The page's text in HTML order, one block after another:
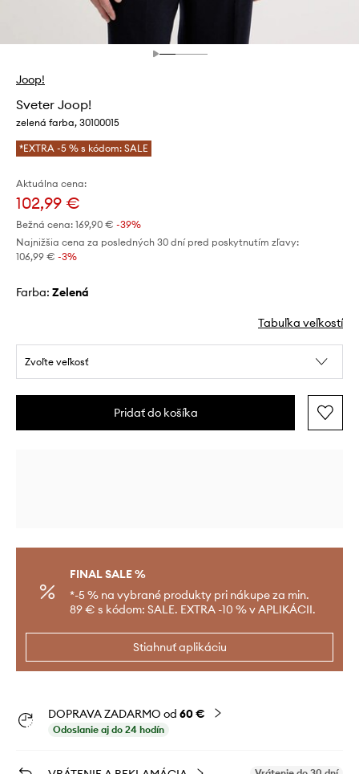
Joop!
Sveter Joop!
zelená farba, 30100015
*EXTRA -5 % s kódom: SALE
Aktuálna cena:
102,99 €
Bežná cena: 169,90 € -39%
Najnižšia cena za posledných 30 dní pred poskytnutím zľavy:
106,99 € -3%
Farba: zelená
Tabuľka veľkostí
Zvoľte veľkosť
Pridať do košíka
FINAL SALE %
*-5 % na vybrané produkty pri nákupe za min.
89 € s kódom: SALE. EXTRA -10 % v APLIKÁCII.
Stiahnuť aplikáciu
DOPRAVA ZADARMO od 60 €
Odoslanie aj do 24 hodín